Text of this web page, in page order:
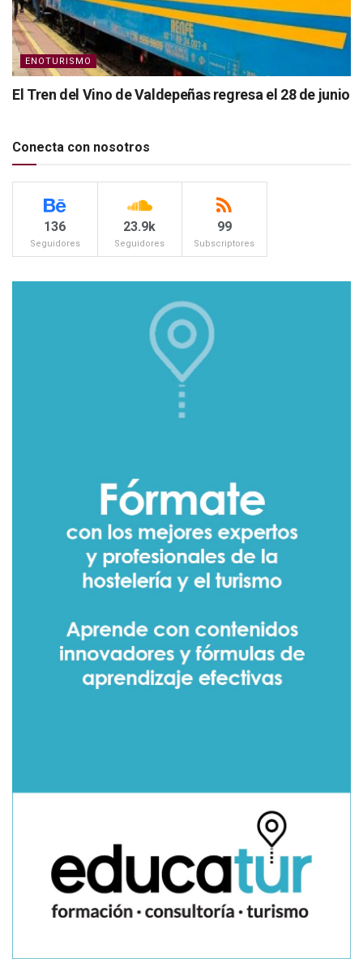
ENOTURISMO
El Tren del Vino de Valdepeñas regresa el 28 de junio
Conecta con nosotros
136
Seguidores
23.9k
Seguidores
99
Subscriptores